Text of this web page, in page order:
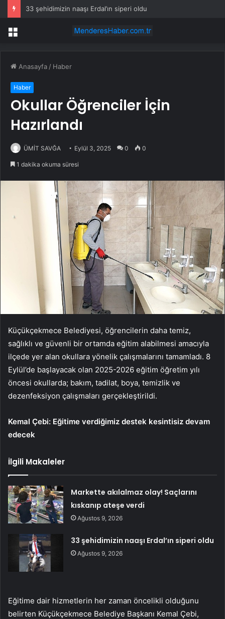
33 şehidimizin naaşı Erdal’ın siperi oldu
Menü
Anasayfa / Haber
Haber
Okullar Öğrenciler İçin
Hazırlandı
ÜMİT SAVĞA Eylül 3, 2025 0 0
1 dakika okuma süresi
Küçükçekmece Belediyesi, öğrencilerin daha temiz,
sağlıklı ve güvenli bir ortamda eğitim alabilmesi amacıyla
ilçede yer alan okullara yönelik çalışmalarını tamamladı. 8
Eylül’de başlayacak olan 2025-2026 eğitim öğretim yılı
öncesi okullarda; bakım, tadilat, boya, temizlik ve
dezenfeksiyon çalışmaları gerçekleştirildi.
Kemal Çebi: Eğitime verdiğimiz destek kesintisiz devam
edecek
İlgili Makaleler
Markette akılalmaz olay! Saçlarını
kıskanıp ateşe verdi
Ağustos 9, 2026
33 şehidimizin naaşı Erdal’ın siperi oldu
Ağustos 9, 2026
Eğitime dair hizmetlerin her zaman öncelikli olduğunu
belirten Küçükçekmece Belediye Başkanı Kemal Çebi,